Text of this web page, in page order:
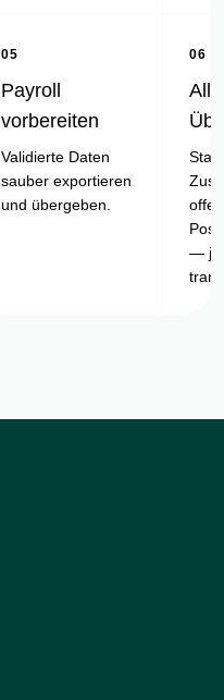
05
Payroll
vorbereiten
Validierte Daten
sauber exportieren
und übergeben.
06
—